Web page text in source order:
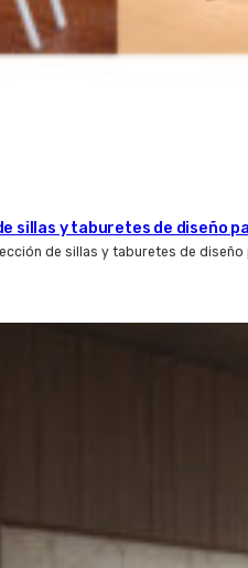
sillas y taburetes de diseño
de sillas y taburetes de